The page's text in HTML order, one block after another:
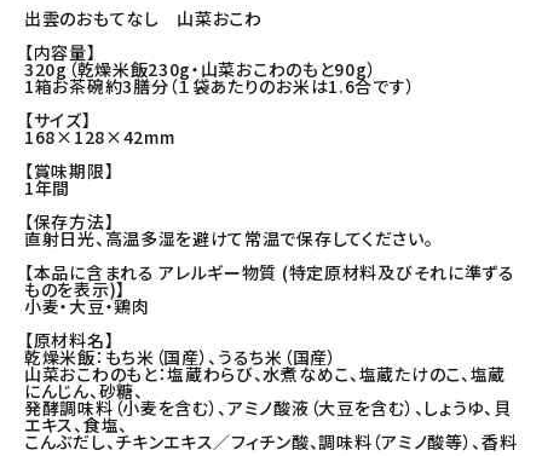
出雲のおもてなし 山菜おこわ
【内容量】
320g（乾燥米飯230g・山菜おこわのもと90g）
1箱お茶碗約3膳分（１袋あたりのお米は1.6合です）
【サイズ】
168×128×42mm
【賞味期限】
1年間
【保存方法】
直射日光、高温多湿を避けて常温で保存してください。
【本品に含まれる アレルギー物質 (特定原材料及びそれに準ずる
ものを表示)】
小麦・大豆・鶏肉
【原材料名】
乾燥米飯：もち米（国産）、うるち米（国産）
山菜おこわのもと：塩蔵わらび、水煮なめこ、塩蔵たけのこ、塩蔵
にんじん、砂糖、
発酵調味料（小麦を含む）、アミノ酸液（大豆を含む）、しょうゆ、貝
エキス、食塩、
こんぶだし、チキンエキス／フィチン酸、調味料（アミノ酸等）、香料